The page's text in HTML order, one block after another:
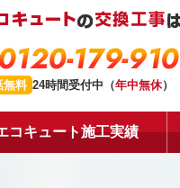
179-910
無料 24時間受付中（年中無休）
コキュート施工実績